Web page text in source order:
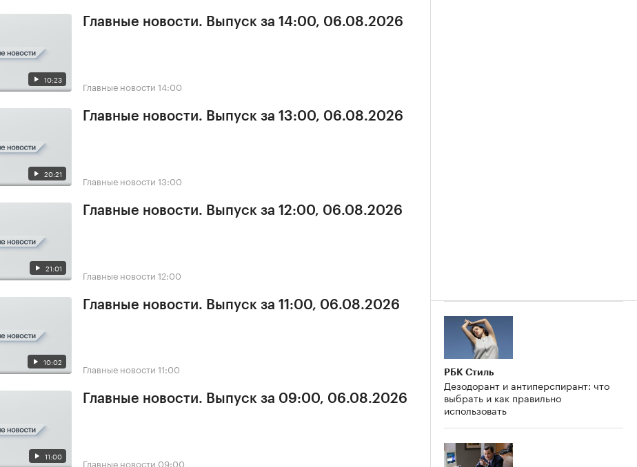
10:23
Главные новости. Выпуск за 14:00, 06.08.2026
Главные новости 14:00
20:21
Главные новости. Выпуск за 13:00, 06.08.2026
Главные новости 13:00
21:01
Главные новости. Выпуск за 12:00, 06.08.2026
Главные новости 12:00
10:02
Главные новости. Выпуск за 11:00, 06.08.2026
Главные новости 11:00
11:00
Главные новости. Выпуск за 09:00, 06.08.2026
Главные новости 09:00
РБК Стиль
Дезодорант и антиперспирант: что
выбрать и как правильно
использовать